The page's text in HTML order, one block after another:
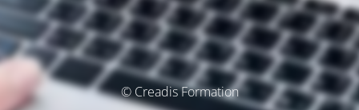
© Creadis Formation